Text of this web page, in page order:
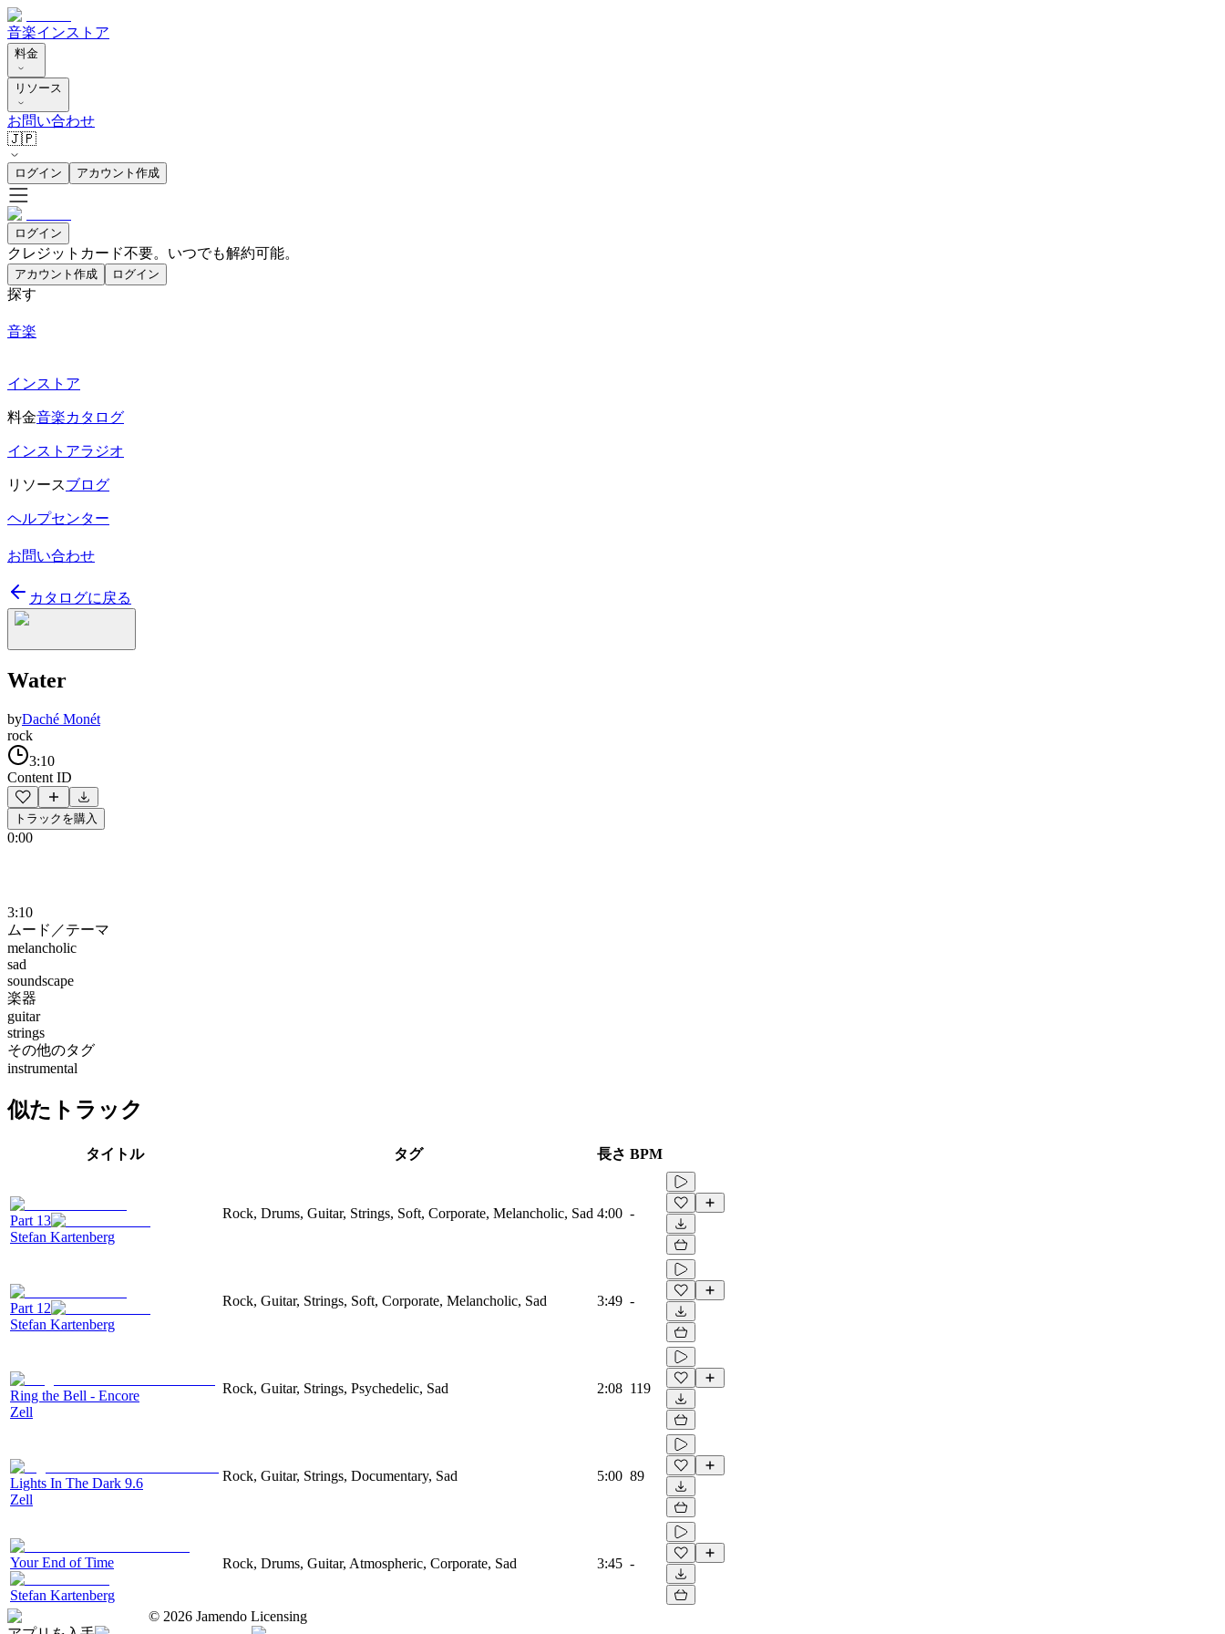
音楽インストア
料金
リソース
お問い合わせ
🇯🇵
ログイン アカウント作成
ログイン
クレジットカード不要。いつでも解約可能。
アカウント作成 ログイン
探す
音楽
インストア
料金音楽カタログ
インストアラジオ
リソースブログ
ヘルプセンター
お問い合わせ
カタログに戻る
Water
byDaché Monét
rock
3:10
Content ID
トラックを購入
0:00
3:10
ムード／テーマ
melancholic
sad
soundscape
楽器
guitar
strings
その他のタグ
instrumental
似たトラック
タイトル タグ 長さ BPM
Part 13
Stefan Kartenberg
Rock, Drums, Guitar, Strings, Soft, Corporate, Melancholic, Sad 4:00 -
Part 12
Stefan Kartenberg
Rock, Guitar, Strings, Soft, Corporate, Melancholic, Sad 3:49 -
Ring the Bell - Encore
Zell
Rock, Guitar, Strings, Psychedelic, Sad 2:08 119
Lights In The Dark 9.6
Zell
Rock, Guitar, Strings, Documentary, Sad 5:00 89
Your End of Time
Stefan Kartenberg
Rock, Drums, Guitar, Atmospheric, Corporate, Sad 3:45 -
© 2026 Jamendo Licensing